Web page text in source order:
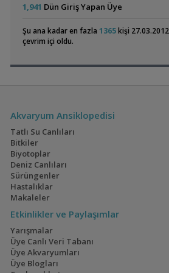
Electric Blue Acara
Geophagus Red
Head Tapajos
Mavi Melek Karides
Yerli Üretim Apistogramma Trifasciata
22:53
Dophin C1300 Dış Filtre Sıfırdan Farksız
1,941 Dün Giriş Yapan Üye
Şu ana kadar en fazla 1365kişi
çevrim içi oldu.
Akvaryum Ansiklopedisi
Tatlı Su Canlıları
Bitkiler
Biyotoplar
Deniz Canlıları
Sürüngenler
Hastalıklar
Makaleler
Etkinlikler ve Paylaşımlar
Yarışmalar
Üye Canlı Veri Tabanı
Üye Akvaryumları
Üye Blogları